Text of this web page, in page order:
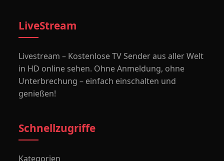
LiveStream
Livestream – Kostenlose TV Sender aus aller Welt
in HD online sehen. Ohne Anmeldung, ohne
Unterbrechung – einfach einschalten und
genießen!
Schnellzugriffe
Kategorien